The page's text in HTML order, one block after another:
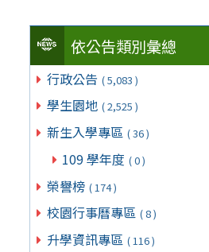
依公告類別彙總
行政公告 ( 5,083 )
學生園地 ( 2,525 )
新生入學專區 ( 36 )
109 學年度 ( 0 )
榮譽榜 ( 174 )
校園行事曆專區 ( 8 )
升學資訊專區 ( 116 )